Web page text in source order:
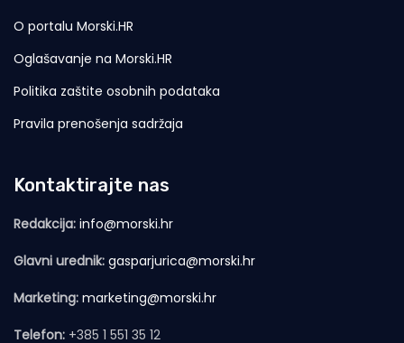
O portalu Morski.HR
Oglašavanje na Morski.HR
Politika zaštite osobnih podataka
Pravila prenošenja sadržaja
Kontaktirajte nas
Redakcija: info@morski.hr
Glavni urednik: gasparjurica@morski.hr
Marketing: marketing@morski.hr
Telefon: +385 1 551 35 12